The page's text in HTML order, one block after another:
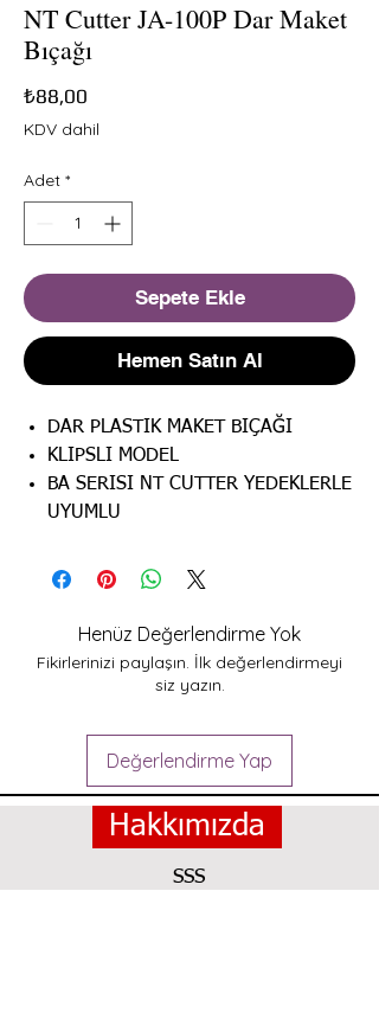
NT Cutter JA-100P Dar Maket
Bıçağı
₺88,00
KDV dahil
Adet *
Sepete Ekle
Hemen Satın Al
DAR PLASTIK MAKET BIÇAĞI
KLIPSLI MODEL
BA SERISI NT CUTTER YEDEKLERLE
UYUMLU
Henüz Değerlendirme Yok
Fikirlerinizi paylaşın. İlk değerlendirmeyi
siz yazın.
Değerlendirme Yap
Hakkımızda
SSS